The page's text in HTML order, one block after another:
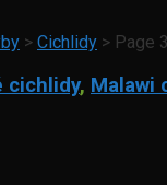
> Cichlidy > Page 3
cichlidy, Malawi